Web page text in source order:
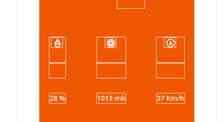
28 % 1013 mb 37 Km/h